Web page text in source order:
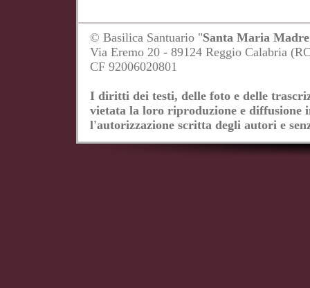
© Basilica Santuario "Santa Maria
Via Eremo 20 - 89124 Reggio Calabria
CF 92006020801
I diritti dei testi, delle foto e delle
vietata la loro riproduzione e diffusione
l'autorizzazione scritta degli autori e